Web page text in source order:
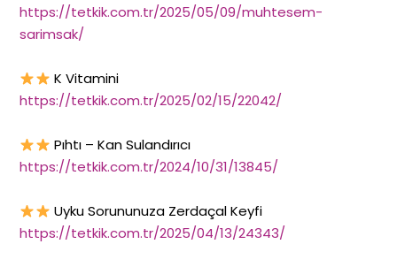
https://tetkik.com.tr/2025/05/09/muhtesem-
sarimsak/
K Vitamini
https://tetkik.com.tr/2025/02/15/22042/
Pıhtı – Kan Sulandırıcı
https://tetkik.com.tr/2024/10/31/13845/
Uyku Sorununuza Zerdaçal Keyfi
https://tetkik.com.tr/2025/04/13/24343/